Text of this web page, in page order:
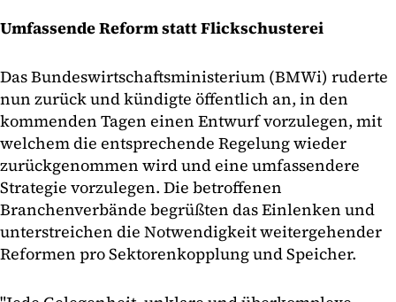
Umfassende Reform statt Flickschusterei
Das Bundeswirtschaftsministerium (BMWi) ruderte
nun zurück und kündigte öffentlich an, in den
kommenden Tagen einen Entwurf vorzulegen, mit
welchem die entsprechende Regelung wieder
zurückgenommen wird und eine umfassendere
Strategie vorzulegen. Die betroffenen
Branchenverbände begrüßten das Einlenken und
unterstreichen die Notwendigkeit weitergehender
Reformen pro Sektorenkopplung und Speicher.